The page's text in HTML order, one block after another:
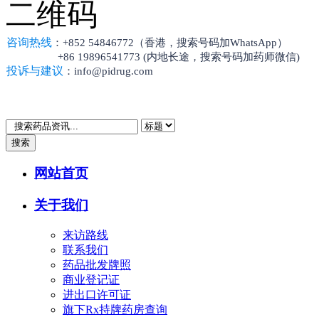
咨询热线 ：+852 54846772（香港，搜索号码加WhatsApp）
+86 19896541773 (内地长途，搜索号码加药师微信)
投诉与建议 ：info@pidrug.com
搜索
网站首页
关于我们
来访路线
联系我们
药品批发牌照
商业登记证
进出口许可证
旗下Rx持牌药房查询